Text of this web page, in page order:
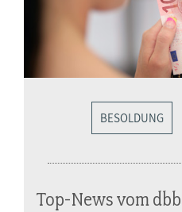
BESOLDUNG
Top-News vom dbb